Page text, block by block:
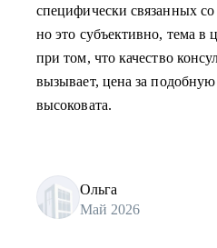
специфически связанных
но это субъективно, тема в
при том, что качество
вызывает, цена за
высоковата.
Ольга
Май 2026